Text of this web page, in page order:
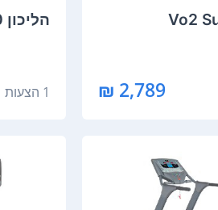
2,789 ₪
הליכון Vo2 Run5200
1 הצעות